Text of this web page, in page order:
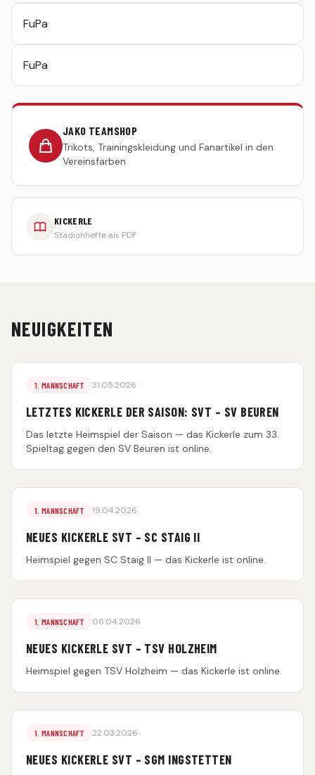
TEAMSHOP
FuPa
FuPa
JAKO TEAMSHOP
Trikots, Trainingskleidung und Fanartikel in den
Vereinsfarben
KICKERLE
Stadionhefte als PDF
NEUIGKEITEN
1. MANNSCHAFT 31.05.2026
LETZTES KICKERLE DER SAISON: SVT – SV BEUREN
Das letzte Heimspiel der Saison — das Kickerle zum 33.
Spieltag gegen den SV Beuren ist online.
1. MANNSCHAFT 19.04.2026
NEUES KICKERLE SVT – SC STAIG II
Heimspiel gegen SC Staig II — das Kickerle ist online.
1. MANNSCHAFT 06.04.2026
NEUES KICKERLE SVT – TSV HOLZHEIM
Heimspiel gegen TSV Holzheim — das Kickerle ist online.
1. MANNSCHAFT 22.03.2026
NEUES KICKERLE SVT – SGM INGSTETTEN